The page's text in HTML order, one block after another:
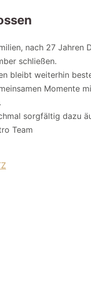
nach 27
schließen.
bleibt weiterhin
Momente
sorgfältig dazu
Team